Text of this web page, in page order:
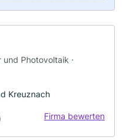
und Photovoltaik ·
Kreuznach
Firma bewerten